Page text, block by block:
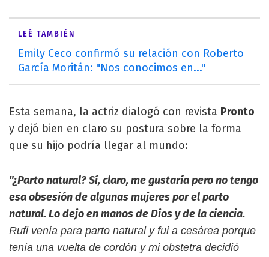
LEÉ TAMBIÉN
Emily Ceco confirmó su relación con Roberto
García Moritán: "Nos conocimos en..."
Esta semana, la actriz dialogó con revista Pronto
y dejó bien en claro su postura sobre la forma
que su hijo podría llegar al mundo:
"¿Parto natural? Sí, claro, me gustaría pero no tengo
esa obsesión de algunas mujeres por el parto
natural. Lo dejo en manos de Dios y de la ciencia.
Rufi venía para parto natural y fui a cesárea porque
tenía una vuelta de cordón y mi obstetra decidió